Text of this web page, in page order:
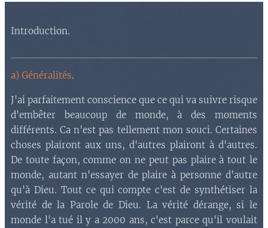
Introduction.
a) Généralités.
J'ai parfaitement conscience que ce qui va suivre risque
d'embêter beaucoup de monde, à des moments
différents. Ca n'est pas tellement mon souci. Certaines
choses plairont aux uns, d'autres plairont à d'autres.
De toute façon, comme on ne peut pas plaire à tout le
monde, autant n'essayer de plaire à personne d'autre
qu'à Dieu. Tout ce qui compte c'est de synthétiser la
vérité de la Parole de Dieu. La vérité dérange, si le
monde l'a tué il y a 2000 ans, c'est parce qu'il voulait